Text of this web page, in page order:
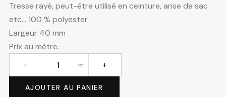
Tresse rayé, peut-être utilisé en ceinture, anse de sac
etc… 100 % polyester
Largeur 40 mm
Prix au mètre.
− m +
AJOUTER AU PANIER